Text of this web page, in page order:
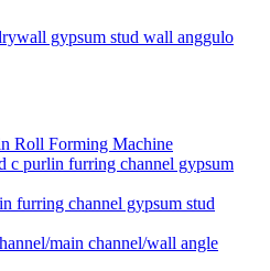
gypsum stud wall anggulo
Roll Forming Machine
c purlin furring channel gypsum
furring channel gypsum stud
main channel/wall angle